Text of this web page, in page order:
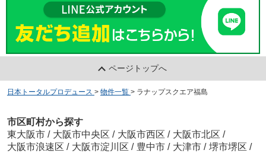
ページトップへ
日本トータルプロデュース > 物件一覧 > ラナップスクエア福島
市区町村から探す
東大阪市 / 大阪市中央区 / 大阪市西区 / 大阪市北区 /
大阪市浪速区 / 大阪市淀川区 / 豊中市 / 大津市 / 堺市堺区 /